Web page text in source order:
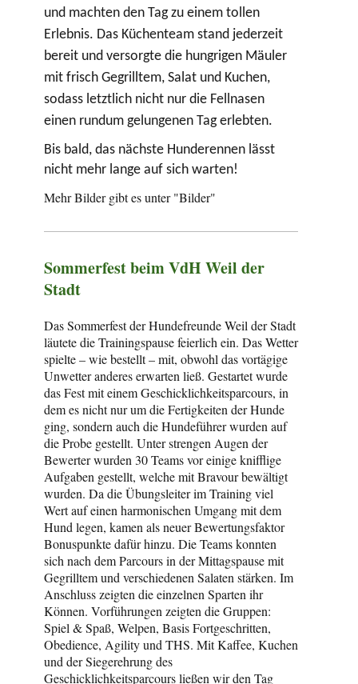
und machten den Tag zu einem tollen
Erlebnis. Das Küchenteam stand jederzeit
bereit und versorgte die hungrigen Mäuler
mit frisch Gegrilltem, Salat und Kuchen,
sodass letztlich nicht nur die Fellnasen
einen rundum gelungenen Tag erlebten.
Bis bald, das nächste Hunderennen lässt
nicht mehr lange auf sich warten!
Mehr Bilder gibt es unter "Bilder"
Sommerfest beim VdH Weil der
Stadt
Das Sommerfest der Hundefreunde Weil der Stadt
läutete die Trainingspause feierlich ein. Das Wetter
spielte – wie bestellt – mit, obwohl das vortägige
Unwetter anderes erwarten ließ. Gestartet wurde
das Fest mit einem Geschicklichkeitsparcours, in
dem es nicht nur um die Fertigkeiten der Hunde
ging, sondern auch die Hundeführer wurden auf
die Probe gestellt. Unter strengen Augen der
Bewerter wurden 30 Teams vor einige knifflige
Aufgaben gestellt, welche mit Bravour bewältigt
wurden. Da die Übungsleiter im Training viel
Wert auf einen harmonischen Umgang mit dem
Hund legen, kamen als neuer Bewertungsfaktor
Bonuspunkte dafür hinzu. Die Teams konnten
sich nach dem Parcours in der Mittagspause mit
Gegrilltem und verschiedenen Salaten stärken. Im
Anschluss zeigten die einzelnen Sparten ihr
Können. Vorführungen zeigten die Gruppen:
Spiel & Spaß, Welpen, Basis Fortgeschritten,
Obedience, Agility und THS. Mit Kaffee, Kuchen
und der Siegerehrung des
Geschicklichkeitsparcours ließen wir den Tag